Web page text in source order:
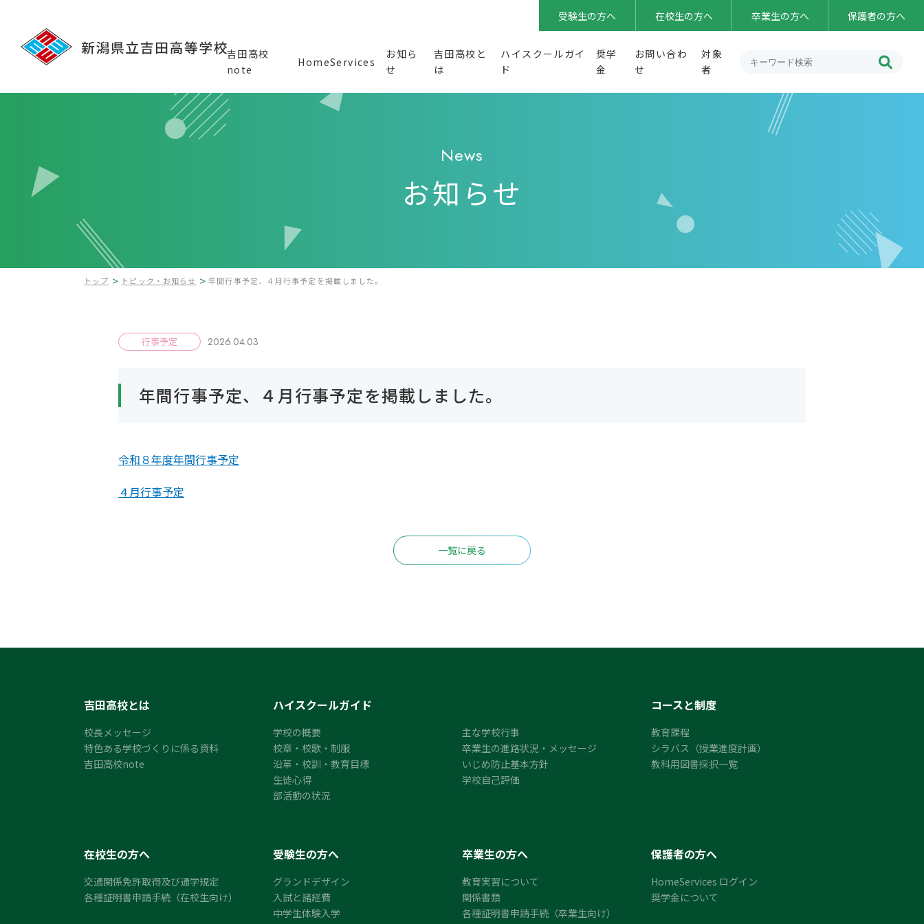
受験生の方へ 在校生の方へ 卒業生の方へ 保護者の方へ
吉田高校
note
HomeServices
お知ら
せ
吉田高校と
は
吉田高校とは
ハイスクールガイ
ド
ハイスクールガイド
奨学
金
お問い合わ
せ
対象
者
受験生の方へ
吉田高等学校 グランドデザイン
教育実習について
各種証明書申請手続【卒業生向け】

News
お知らせ
トップ > トピック・お知らせ > 年間行事予定、４月行事予定を掲載しました。
行事予定 2026.04.03
年間行事予定、４月行事予定を掲載しました。
令和８年度年間行事予定
４月行事予定
一覧に戻る
吉田高校とは
校長メッセージ
特色ある学校づくりに係る資料
吉田高校note
ハイスクールガイド
学校の概要
主な学校行事
校章・校歌・制服
卒業生の進路状況・メッセージ
沿革・校訓・教育目標
いじめ防止基本方針
生徒心得
学校自己評価
部活動の状況
コースと制度
教育課程
シラバス（授業進度計画）
教科用図書採択一覧
在校生の方へ
交通関係免許取得及び通学規定
各種証明書申請手続（在校生向け）
受験生の方へ
グランドデザイン
入試と諸経費
中学生体験入学
卒業生の方へ
教育実習について
関係書類
各種証明書申請手続（卒業生向け）
保護者の方へ
HomeServices ログイン
奨学金について